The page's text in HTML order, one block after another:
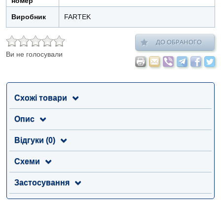
Виробник FARTEK
Ви не голосували
ДО ОБРАНОГО
Схожі товари
Опис
Відгуки (0)
Схеми
Застосування